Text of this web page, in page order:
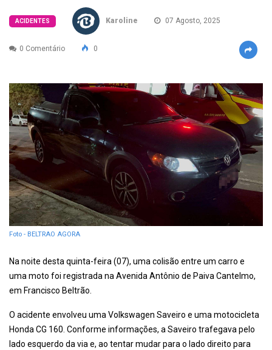
ACIDENTES Karoline 07 Agosto, 2025
0 Comentário 0
Foto - BELTRAO AGORA
Na noite desta quinta-feira (07), uma colisão entre um carro e
uma moto foi registrada na Avenida Antônio de Paiva Cantelmo,
em Francisco Beltrão.
O acidente envolveu uma Volkswagen Saveiro e uma motocicleta
Honda CG 160. Conforme informações, a Saveiro trafegava pelo
lado esquerdo da via e, ao tentar mudar para o lado direito para